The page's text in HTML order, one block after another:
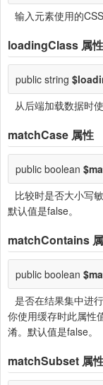
输入元素使用的
loadingClass 属性
public string
从后端加载数据时
matchCase 属性
public boolean
比较时是否大小写
默认值是false。
matchContains
public boolean
是否在结果集中进
你使用缓存时此属性
淆。默认值是false。
matchSubset 属